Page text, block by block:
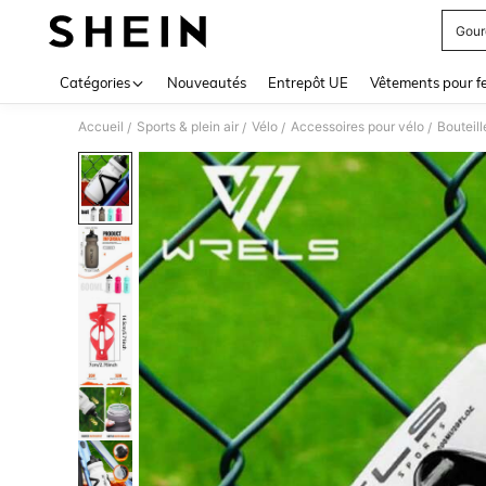
Catégories Nouveautés Entrepôt UE Vêtements pour
Accueil / Sports & plein air / Vélo / Accessoires pour vélo /